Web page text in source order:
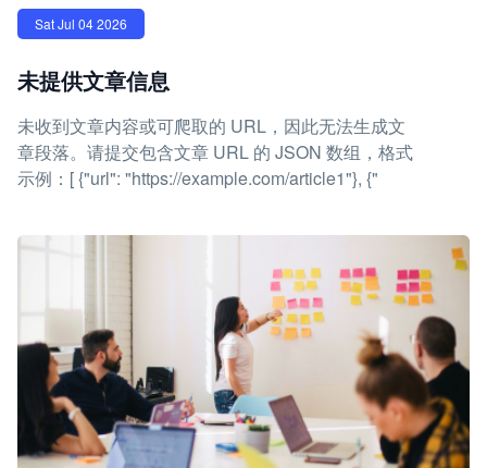
Sat Jul 04 2026
未提供文章信息
未收到文章内容或可爬取的 URL，因此无法生成文
章段落。请提交包含文章 URL 的 JSON 数组，格式
示例：[ {"url": "https://example.com/article1"}, {"